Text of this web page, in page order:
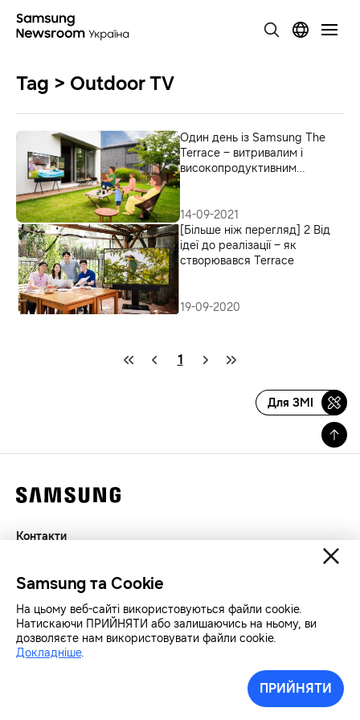
Tag > Outdoor TV
Один день із Samsung The
Terrace – витривалим і
високопродуктивним
14-09-2021
[Більше ніж перегляд] 2 Від
ідеї до реалізації – як
створювався Terrace
19-09-2020
1
Для ЗМІ
Контакти
Конфіденційність
SAMSUNG.COM
Авторські права© SAMSUNG Всі права захищенно.
Samsung та Cookie
На цьому веб-сайті використовуються файли cookie.
Натискаючи ПРИЙНЯТИ або залишаючись на ньому, ви
дозволяєте нам використовувати файли cookie.
Докладніше.
ПРИЙНЯТИ